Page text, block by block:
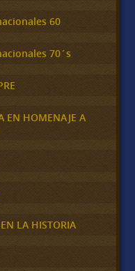
60
70´s
EN HOMENAJE A
LA HISTORIA